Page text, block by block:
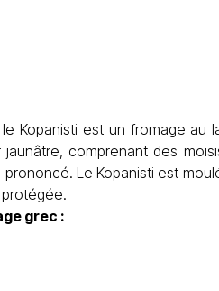
Kopanisti est un fromage
comprenant des
Le Kopanisti est
grec :